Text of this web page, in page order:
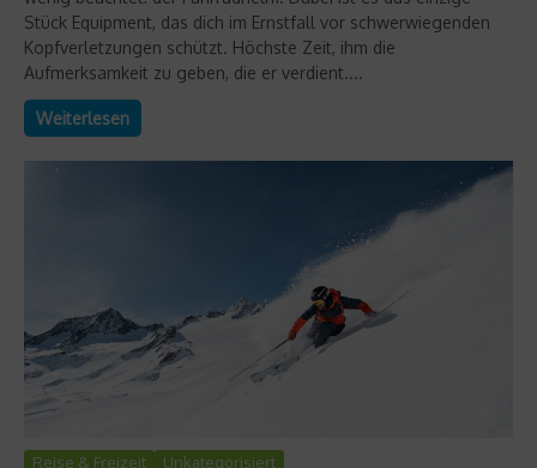
Stück Equipment, das dich im Ernstfall vor schwerwiegenden
Kopfverletzungen schützt. Höchste Zeit, ihm die
Aufmerksamkeit zu geben, die er verdient....
Weiterlesen
Reise & Freizeit Unkategorisiert